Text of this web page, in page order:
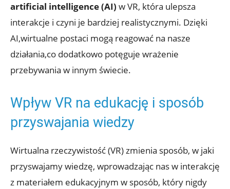
artificial intelligence (AI) w VR, która ulepsza
interakcje i czyni je​ bardziej realistycznymi. Dzięki
⁣AI,wirtualne postaci mogą reagować na nasze
działania,co‌ dodatkowo potęguje wrażenie
przebywania w innym⁣ świecie.
Wpływ⁤ VR na edukację i ​sposób
przyswajania ⁤wiedzy
Wirtualna rzeczywistość (VR)⁢ zmienia sposób, w jaki
przyswajamy wiedzę,‍ wprowadzając​ nas w interakcję
z ⁢materiałem edukacyjnym w sposób, który⁤ nigdy